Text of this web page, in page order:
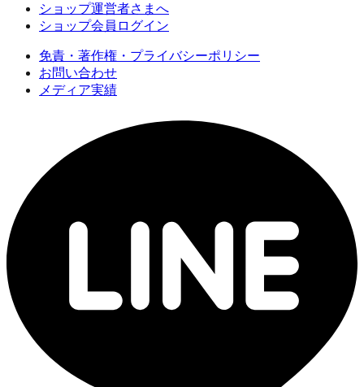
ショップ運営者さまへ
ショップ会員ログイン
免責・著作権・プライバシーポリシー
お問い合わせ
メディア実績